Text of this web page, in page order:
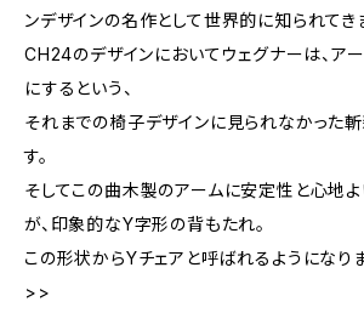
ンデザインの名作として世界的に知られてき
CH24のデザインにおいてウェグナーは、ア
にするという、
それまでの椅子デザインに見られなかった
す。
そしてこの曲木製のアームに安定性と心地
が、印象的なY字形の背もたれ。
この形状からYチェアと呼ばれるようになりま
>>